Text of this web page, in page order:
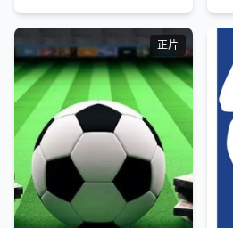
正片